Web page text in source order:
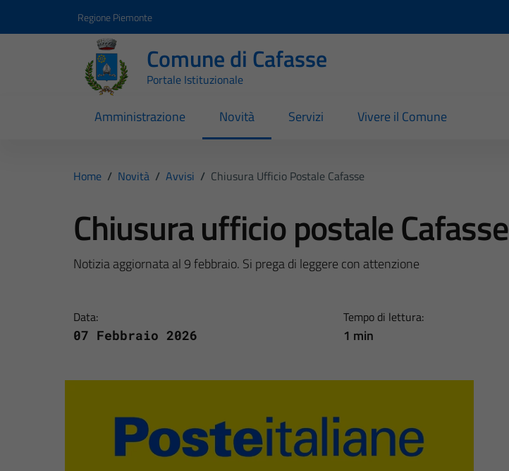
Regione Piemonte
Comune di Cafasse
Portale Istituzionale
Amministrazione Novità Servizi Vivere il Comune
Home / Novità / Avvisi / Chiusura Ufficio Postale Cafasse
Chiusura ufficio postale Cafasse
Notizia aggiornata al 9 febbraio. Si prega di leggere con attenzione
Data:
07 Febbraio 2026
Tempo di lettura:
1 min